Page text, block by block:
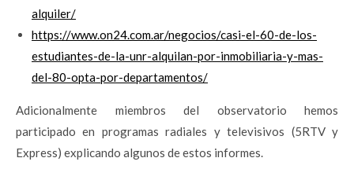
alquiler/
https://www.on24.com.ar/negocios/casi-el-60-de-los-
estudiantes-de-la-unr-alquilan-por-inmobiliaria-y-mas-
del-80-opta-por-departamentos/
Adicionalmente miembros del observatorio hemos
participado en programas radiales y televisivos (5RTV y
Express) explicando algunos de estos informes.